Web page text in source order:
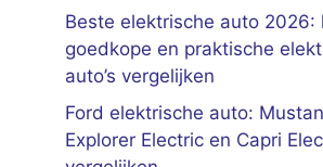
Beste elektrische auto 2026:
goedkope en praktische
auto’s vergelijken
Ford elektrische auto:
Explorer Electric en Capri